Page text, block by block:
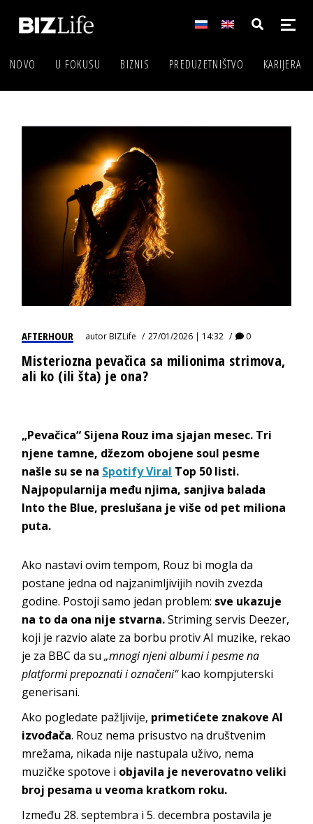
NOVO U FOKUSU BIZNIS PREDUZETNIŠTVO KARIJERA
AFTERHOUR autorBIZLife 27/01/2026 | 14:32 0
Misteriozna pevačica sa milionima strimova,
ali ko (ili šta) je ona?
„Pevačica“ Sijena Rouz ima sjajan mesec. Tri
njene tamne, džezom obojene soul pesme
našle su se na Spotify Viral Top 50 listi.
Najpopularnija među njima, sanjiva balada
Into the Blue, preslušana je više od pet miliona
puta.
Ako nastavi ovim tempom, Rouz bi mogla da
postane jedna od najzanimljivijih novih zvezda
godine. Postoji samo jedan problem: sve ukazuje
na to da ona nije stvarna.Striming servis Deezer,
koji je razvio alate za borbu protiv AI muzike, rekao
je za BBC da su „mnogi njeni albumi i pesme na
platformi prepoznati i označeni“kao kompjuterski
generisani.
Ako pogledate pažljivije, primetićete znakove AI
izvođača. Rouz nema prisustvo na društvenim
mrežama, nikada nije nastupala uživo, nema
muzičke spotove i objavila je neverovatno veliki
broj pesama u veoma kratkom roku.
Između 28. septembra i 5. decembra postavila je